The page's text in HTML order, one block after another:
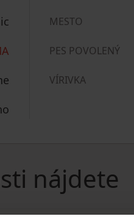
MESTO
PES POVOLENÝ
VÍRIVKA
nájdete